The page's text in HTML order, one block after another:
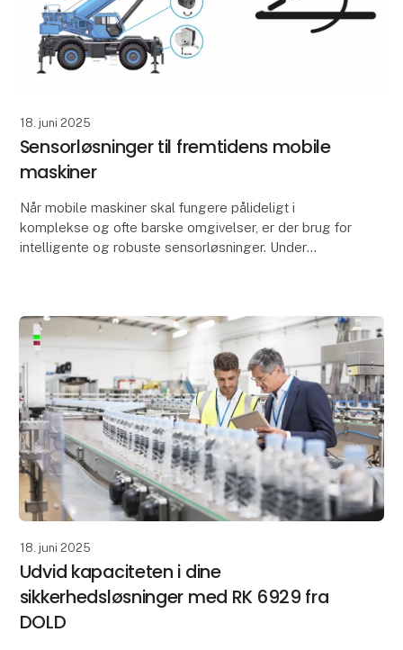
18. juni 2025
Sensorløsninger til fremtidens mobile
maskiner
Når mobile maskiner skal fungere pålideligt i
komplekse og ofte barske omgivelser, er der brug for
intelligente og robuste sensorløsninger. Under
18. juni 2025
Udvid kapaciteten i dine
sikkerhedsløsninger med RK 6929 fra
DOLD